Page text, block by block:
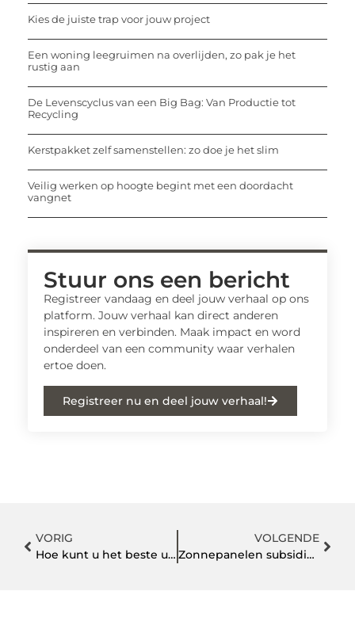
Kies de juiste trap voor jouw project
Een woning leegruimen na overlijden, zo pak je het
rustig aan
De Levenscyclus van een Big Bag: Van Productie tot
Recycling
Kerstpakket zelf samenstellen: zo doe je het slim
Veilig werken op hoogte begint met een doordacht
vangnet
Stuur ons een bericht
Registreer vandaag en deel jouw verhaal op ons
platform. Jouw verhaal kan direct anderen
inspireren en verbinden. Maak impact en word
onderdeel van een community waar verhalen
ertoe doen.
Registreer nu en deel jouw verhaal!
VORIG
Hoe kunt u het beste uw trappenhuis schoonhouden?
VOLGENDE
Zonnepanelen subsidie Brunssum